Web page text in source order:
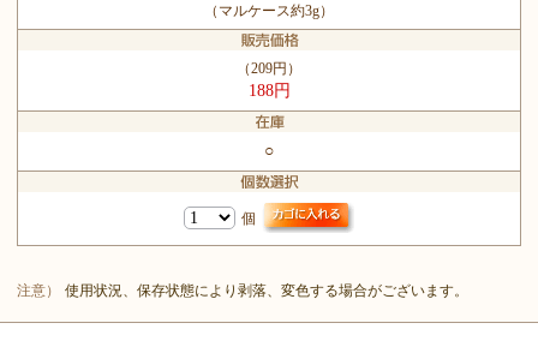
（マルケース約3g）
（209円）
188円
○
個
注意） 使用状況、保存状態により剥落、変色する場合がございます。